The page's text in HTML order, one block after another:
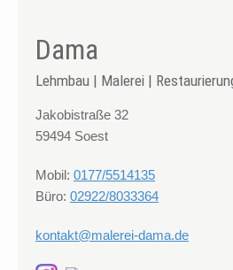
Dama
Lehmbau | Malerei |
Jakobistraße 32
59494 Soest
Mobil: 0177/5514135
Büro: 02922/8033364
kontakt@malerei-dama.de